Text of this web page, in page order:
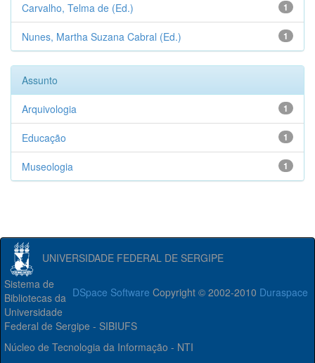
1
Carvalho, Telma de (Ed.)
1
Nunes, Martha Suzana Cabral (Ed.)
Assunto
1
Arquivologia
1
Educação
1
Museologia
UNIVERSIDADE FEDERAL DE SERGIPE
DSpace Software Copyright © 2002-2010 Duraspace
Sistema de
Bibliotecas da
Universidade
Federal de Sergipe - SIBIUFS
Núcleo de Tecnologia da Informação - NTI